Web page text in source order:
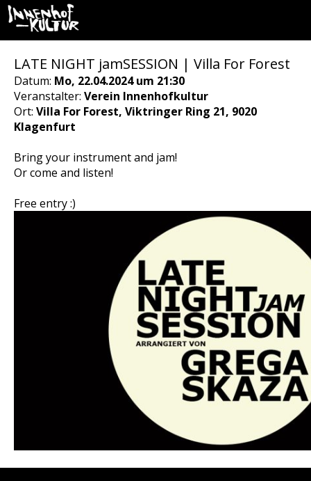
LATE NIGHT jamSESSION | Villa For Forest
Datum: Mo, 22.04.2024 um 21:30
Veranstalter: Verein Innenhofkultur
Ort: Villa For Forest, Viktringer Ring 21, 9020
Klagenfurt
Bring your instrument and jam!
Or come and listen!
Free entry :)